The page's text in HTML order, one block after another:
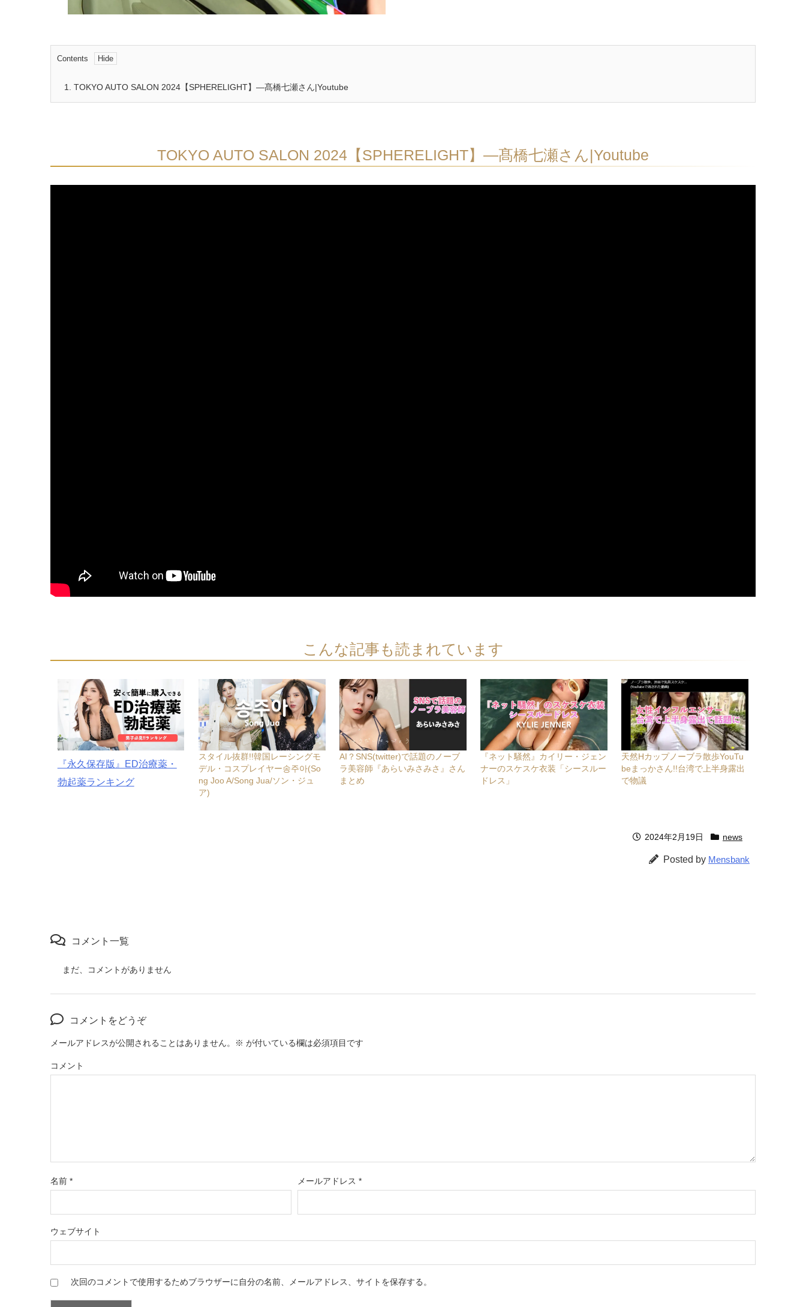
Contents
1. TOKYO AUTO SALON 2024【SPHERELIGHT】―髙橋七瀬さん|Youtube
TOKYO AUTO SALON 2024【SPHERELIGHT】―髙橋七瀬さん|Youtube
こんな記事も読まれています
『永久保存版』ED治療薬・
勃起薬ランキング
スタイル抜群!!韓国レーシングモ
デル・コスプレイヤー송주아(So
ng Joo A/Song Jua/ソン・ジュ
ア)
AI？SNS(twitter)で話題のノーブ
ラ美容師『あらいみさみさ』さん
まとめ
『ネット騒然』カイリー・ジェン
ナーのスケスケ衣装「シースルー
ドレス」
天然Hカップノーブラ散歩YouTu
beまっかさん!!台湾で上半身露出
で物議
2024年2月19日 news
Posted by Mensbank
コメント一覧
まだ、コメントがありません
コメントをどうぞ
メールアドレスが公開されることはありません。 ※ が付いている欄は必須項目です
コメント
名前 * メールアドレス *
ウェブサイト
次回のコメントで使用するためブラウザーに自分の名前、メールアドレス、サイトを保存する。